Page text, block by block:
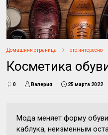
Домашняя страница это интересно
Косметика
0 Валерия 25 марта 2022
Мода меняет форму
каблука, неизменным